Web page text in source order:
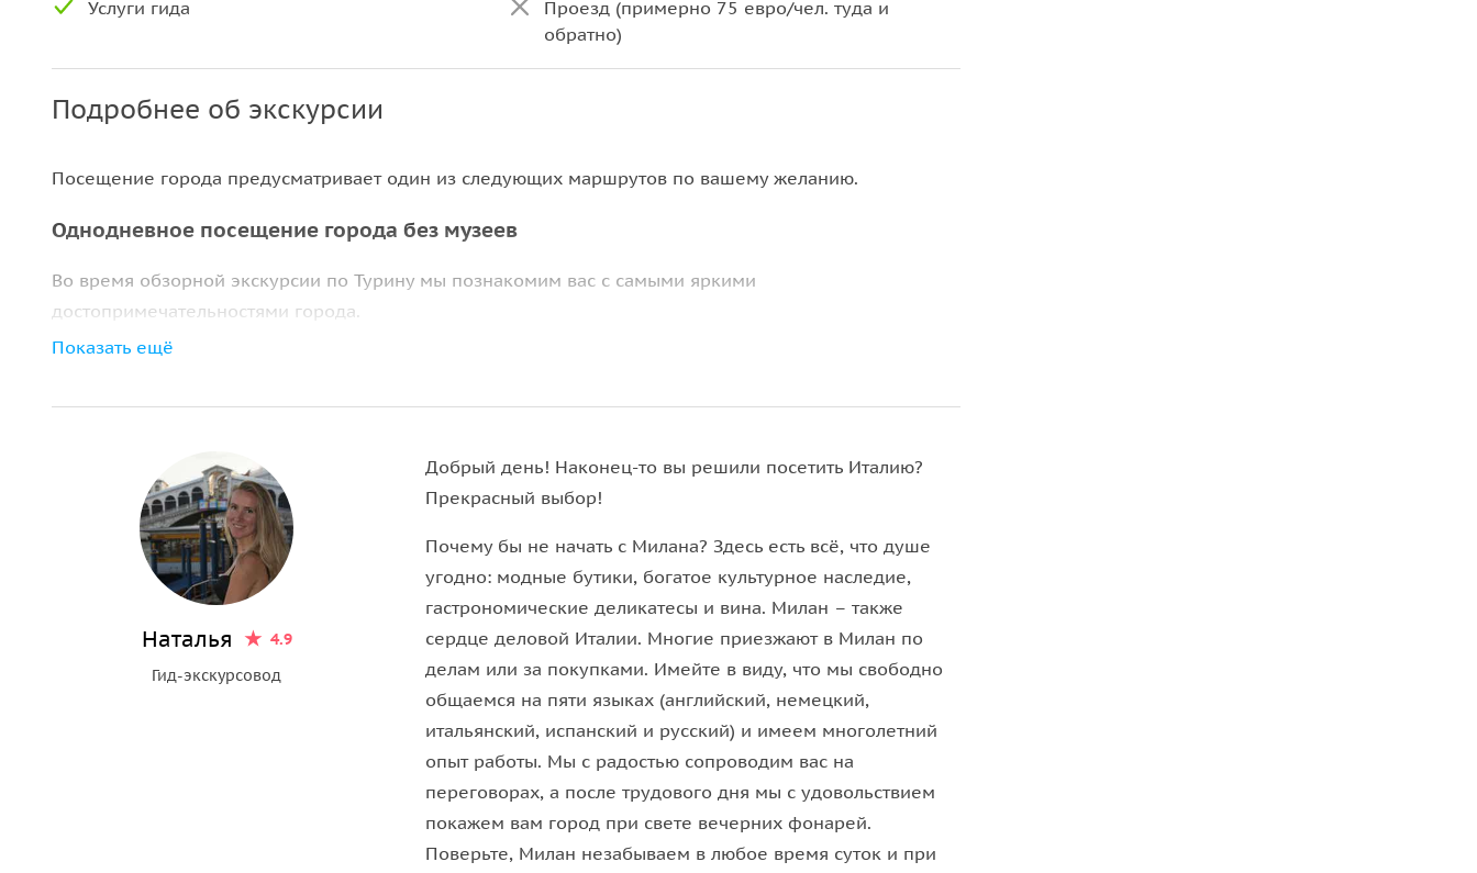
Услуги гида
Проезд (примерно 75 евро/чел. туда и
обратно)
Подробнее об экскурсии
Посещение города предусматривает один из следующих маршрутов по вашему желанию.
Однодневное посещение города без музеев
Во время обзорной экскурсии по Турину мы познакомим вас с самыми яркими
достопримечательностями города.
Мы увидим:
• исторический центр города.
• церковь Святого Лаврентия.
• Королевский дворец.
• дворец Мадама.
• площадь Карла Aльбepта.
• дворец Каpинианo.
• церковь Сан Филиппо Нери — самую большую в Турине.
• ворота в город Августа Тауринорум 29 г. до н. э. Porta — Palatina,
• башню Моле-Антонеллиана, символ Турина и один из самых любопытных музеев Кино.
• площадь Св. Карла и многие другие достопримечательности. Вы услышите легенды, мифы, тайны
Показать ещё
Наталья
4.9
Гид-экскурсовод
Добрый день! Наконец-то вы решили посетить Италию?
Прекрасный выбор!
Почему бы не начать с Милана? Здесь есть всё, что душе
угодно: модные бутики, богатое культурное наследие,
гастрономические деликатесы и вина. Милан – также
сердце деловой Италии. Многие приезжают в Милан по
делам или за покупками. Имейте в виду, что мы свободно
общаемся на пяти языках (английский, немецкий,
итальянский, испанский и русский) и имеем многолетний
опыт работы. Мы с радостью сопроводим вас на
переговорах, а после трудового дня мы с удовольствием
покажем вам город при свете вечерних фонарей.
Поверьте, Милан незабываем в любое время суток и при